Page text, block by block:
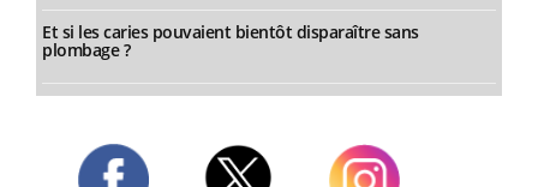
Et si les caries pouvaient bientôt disparaître sans
plombage ?